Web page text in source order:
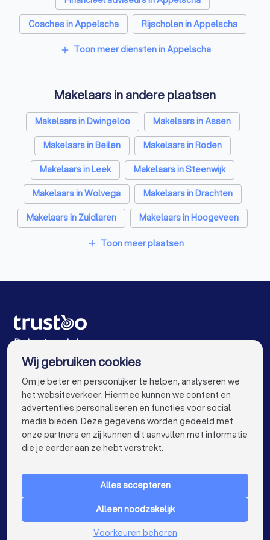
Coaches in Appelscha
Rijscholen in Appelscha
Relatietherapeuten in Appelscha
Belastingadviseurs in Appelscha
Hypotheekadviseurs in Appelscha
Personal trainers in Appelscha
Diëtisten in Appelscha
add Toon meer diensten in Appelscha
Makelaars in andere plaatsen
Makelaars in Dwingeloo
Makelaars in Assen
Makelaars in Beilen
Makelaars in Roden
Makelaars in Leek
Makelaars in Steenwijk
Makelaars in Wolvega
Makelaars in Drachten
Makelaars in Zuidlaren
Makelaars in Hoogeveen
Makelaars in Amsterdam
Makelaars in Rotterdam
Makelaars in Groningen
Makelaars in Breda
Makelaars in Nijmegen
Makelaars in Enschede
Makelaars in Arnhem
Makelaars in Amersfoort
Makelaars in Apeldoorn
Makelaars in Den Bosch
Makelaars in Maastricht
Makelaars in Leiden
Makelaars bij jou in de buurt
add Toon meer plaatsen
De beste makelaars voor jou
VOOR PARTICULIEREN keyboard_arrow_down
Nederland
Wij gebruiken cookies
Om je beter en persoonlijker te helpen, analyseren we
het websiteverkeer. Hiermee kunnen we content en
advertenties personaliseren en functies voor social
media bieden. Deze gegevens worden gedeeld met
onze partners en zij kunnen dit aanvullen met informatie
die je eerder aan ze hebt verstrekt.
Alles accepteren
Alleen noodzakelijk
Voorkeuren beheren